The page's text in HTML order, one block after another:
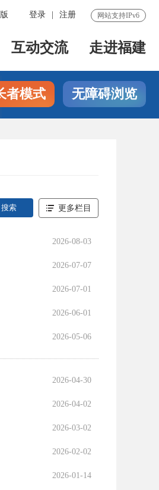
网站支持IPv6
登录 注册
互动交流 走进福建
者模式 无障碍浏览
更多栏目
2026-08-03
2026-07-07
2026-07-01
2026-06-01
2026-05-06
2026-04-30
2026-04-02
2026-03-02
2026-02-02
2026-01-14